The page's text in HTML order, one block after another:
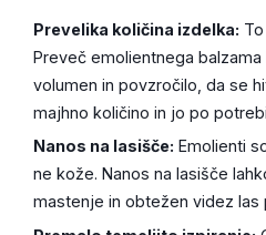
Prevelika količina izdelka:
Preveč emolientnega
volumen in povzročilo, da se
majhno količino in jo po
Nanos na lasišče: Emolienti
ne kože. Nanos na lasišče
mastenje in obtežen videz las